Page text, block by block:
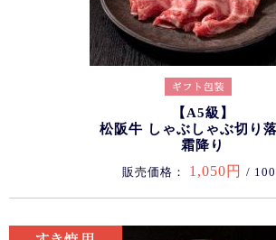
【A5級】
松阪牛 しゃぶしゃぶ切り
霜降り
販売価格： 1,050円 /